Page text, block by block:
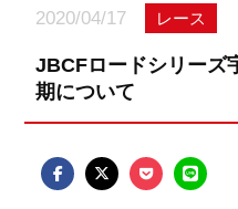
2020/04/17 レース
JBCFロードシリーズ
期について